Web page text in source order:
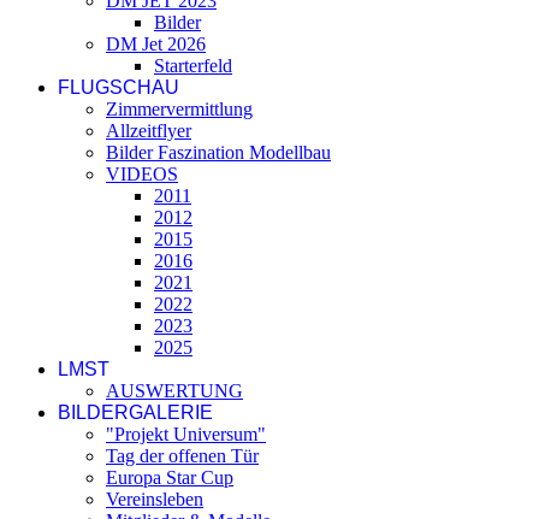
Bilder
DM Jet 2026
Starterfeld
FLUGSCHAU
Zimmervermittlung
Allzeitflyer
Bilder Faszination Modellbau
VIDEOS
2011
2012
2015
2016
2021
2022
2023
2025
LMST
AUSWERTUNG
BILDERGALERIE
"Projekt Universum"
Tag der offenen Tür
Europa Star Cup
Vereinsleben